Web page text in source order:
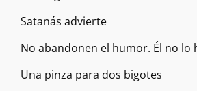
Satanás advierte
No abandonen el humor. Él no lo
Una pinza para dos bigotes